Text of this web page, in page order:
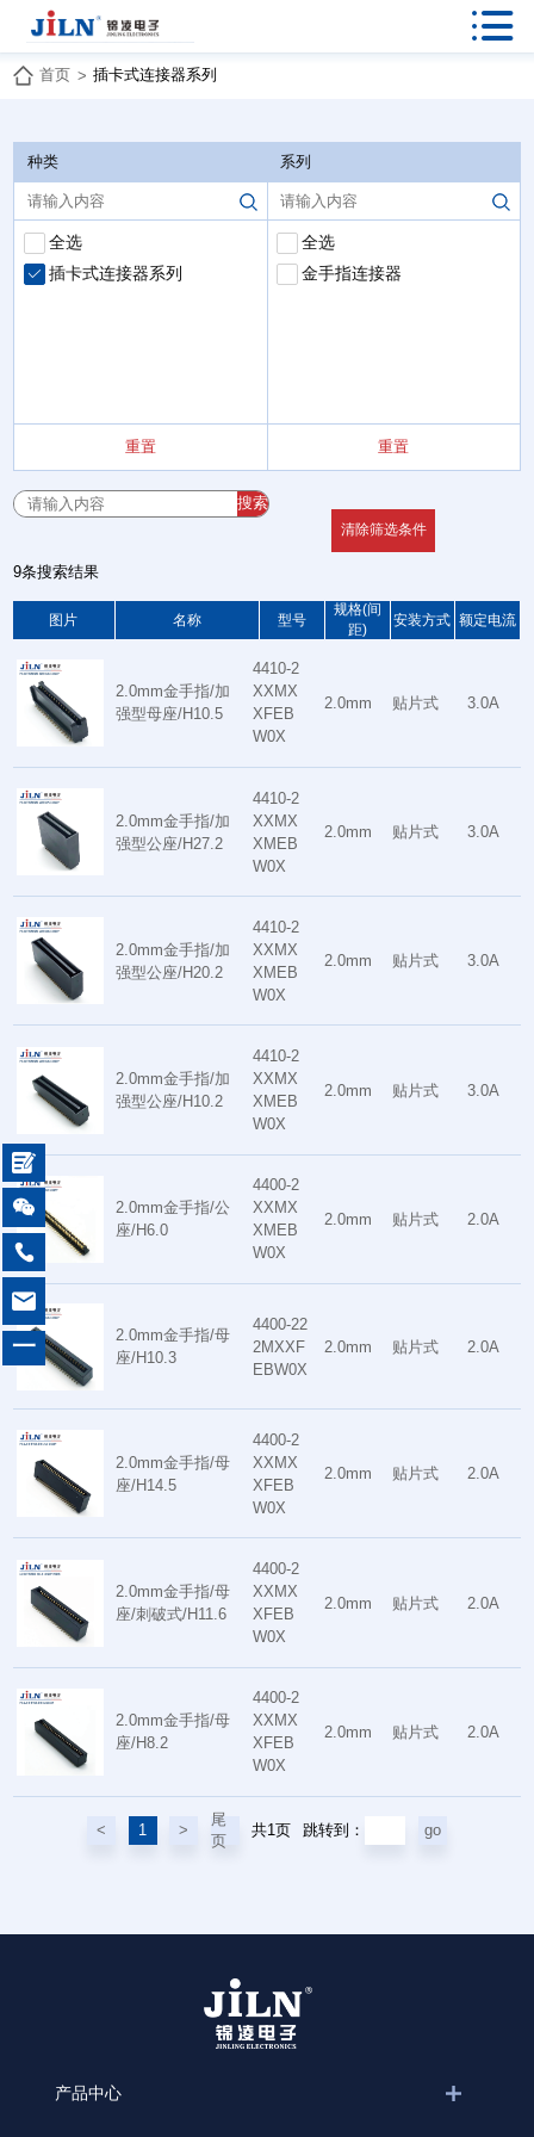

首页 > 插卡式连接器系列
种类
全选
插卡式连接器系列
重置
系列
全选
金手指连接器
重置
搜索
清除筛选条件
9条搜索结果
图片 名称 型号
规格(间
距)
安装方式 额定电流
2.0mm金手指/加
强型母座/H10.5
4410-2
XXMX
XFEB
W0X
2.0mm 贴片式 3.0A
2.0mm金手指/加
强型公座/H27.2
4410-2
XXMX
XMEB
W0X
2.0mm 贴片式 3.0A
2.0mm金手指/加
强型公座/H20.2
4410-2
XXMX
XMEB
W0X
2.0mm 贴片式 3.0A
2.0mm金手指/加
强型公座/H10.2
4410-2
XXMX
XMEB
W0X
2.0mm 贴片式 3.0A
2.0mm金手指/公
座/H6.0
4400-2
XXMX
XMEB
W0X
2.0mm 贴片式 2.0A
2.0mm金手指/母
座/H10.3
4400-22
2MXXF
EBW0X
2.0mm 贴片式 2.0A
2.0mm金手指/母
座/H14.5
4400-2
XXMX
XFEB
W0X
2.0mm 贴片式 2.0A
2.0mm金手指/母
座/刺破式/H11.6
4400-2
XXMX
XFEB
W0X
2.0mm 贴片式 2.0A
2.0mm金手指/母
座/H8.2
4400-2
XXMX
XFEB
W0X
2.0mm 贴片式 2.0A
< 1 >
尾
页
共1页 跳转到： go
产品中心




一